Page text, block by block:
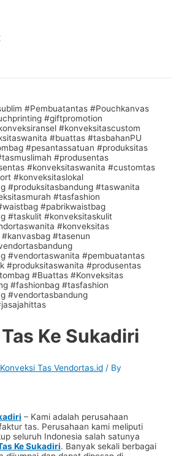
Ke Sukadiri
Konveksi Tas Vendortas.id / By
– Kami adalah perusahaan
tas. Perusahaan kami meliputi
seluruh Indonesia salah satunya
Ke Sukadiri. Banyak sekali berbagai